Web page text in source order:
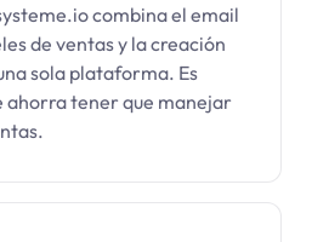
combina el email
de ventas y la creación
sola plataforma. Es
ahorra tener que manejar